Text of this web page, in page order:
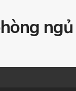
ngủ